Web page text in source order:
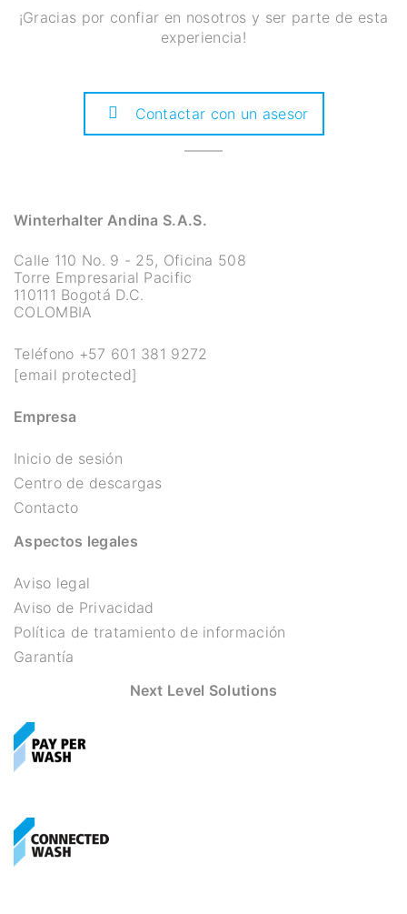
¡Gracias por confiar en nosotros y ser parte de esta
experiencia!
Contactar con un asesor
Winterhalter Andina S.A.S.
Calle 110 No. 9 - 25, Oficina 508
Torre Empresarial Pacific
110111 Bogotá D.C.
COLOMBIA
Teléfono +57 601 381 9272
[email protected]
Empresa
Inicio de sesión
Centro de descargas
Contacto
Aspectos legales
Aviso legal
Aviso de Privacidad
Política de tratamiento de información
Garantía
Next Level Solutions